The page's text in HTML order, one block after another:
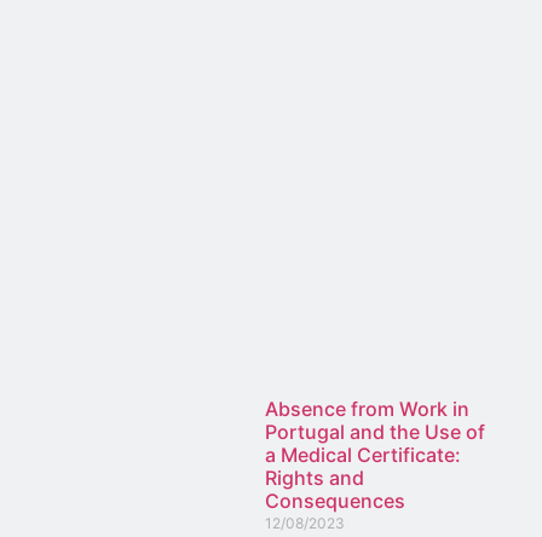
Absence from Work in
Portugal and the Use of
a Medical Certificate:
Rights and
Consequences
12/08/2023